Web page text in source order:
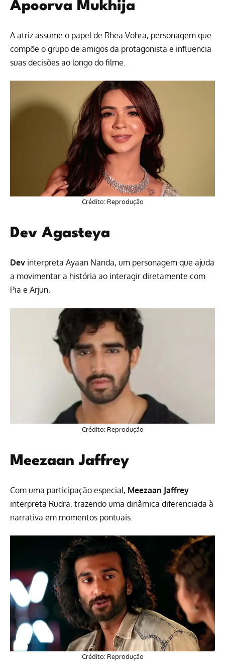
Apoorva Mukhija
A atriz assume o papel de Rhea Vohra, personagem que
compõe o grupo de amigos da protagonista e influencia
suas decisões ao longo do filme.
Crédito: Reprodução
Dev Agasteya
Dev interpreta Ayaan Nanda, um personagem que ajuda
a movimentar a história ao interagir diretamente com
Pia e Arjun.
Crédito: Reprodução
Meezaan Jaffrey
Com uma participação especial, Meezaan Jaffrey
interpreta Rudra, trazendo uma dinâmica diferenciada à
narrativa em momentos pontuais.
Crédito: Reprodução